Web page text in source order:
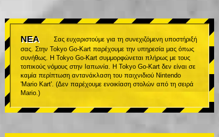
ΝΕΑ
Σας ευχαριστούμε για τη συνεχιζόμενη υποστήριξή
σας. Στην Tokyo Go-Kart παρέχουμε την υπηρεσία μας όπως
συνήθως. Η Tokyo Go-Kart συμμορφώνεται πλήρως με τους
τοπικούς νόμους στην Ιαπωνία. Η Tokyo Go-Kart δεν είναι σε
καμία περίπτωση αντανάκλαση του παιχνιδιού Nintendo
'Mario Kart'. (Δεν παρέχουμε ενοικίαση στολών από τη σειρά
Mario.)